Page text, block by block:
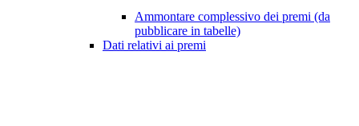
Ammontare complessivo dei premi (da
pubblicare in tabelle)
Dati relativi ai premi